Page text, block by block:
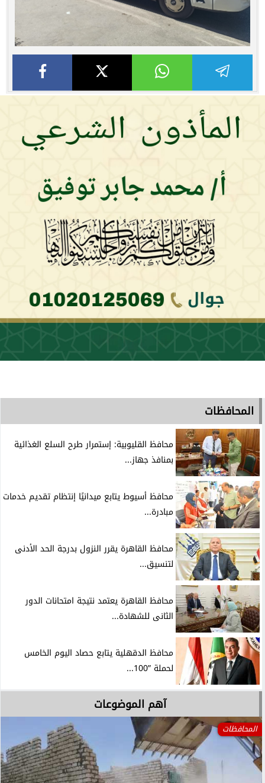
المحافظات
محافظ القليوبية: إستمرار طرح السلع الغذائية
بمنافذ جهاز...
محافظ أسيوط يتابع ميدانيًا إنتظام تقديم خدمات
مبادرة...
محافظ القاهرة يقرر النزول بدرجة الحد الأدنى
لتنسيق...
محافظ القاهرة يعتمد نتيجة امتحانات الدور
الثانى للشهادة...
محافظ الدقهلية يتابع حصاد اليوم الخامس
لحملة ”100...
آهم الموضوعات
المحافظات